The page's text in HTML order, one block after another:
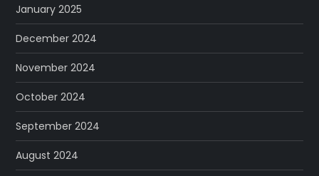
January 2025
December 2024
November 2024
October 2024
September 2024
August 2024